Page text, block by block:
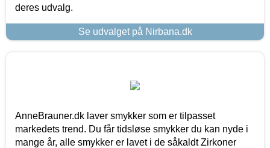
deres udvalg.
Se udvalget på Nirbana.dk
AnneBrauner.dk laver smykker som er tilpasset
markedets trend. Du får tidsløse smykker du kan nyde i
mange år, alle smykker er lavet i de såkaldt Zirkoner